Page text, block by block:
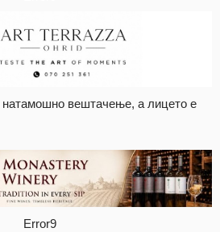
натамошно вештачење, а лицето е
Error9